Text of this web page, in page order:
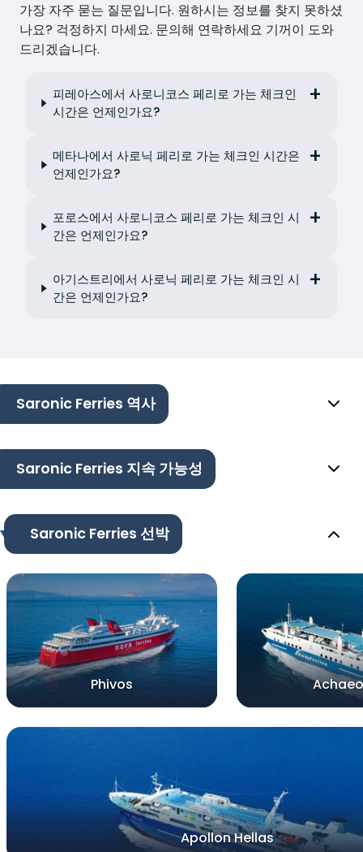
가장 자주 묻는 질문입니다. 원하시는 정보를 찾지 못하셨
나요? 걱정하지 마세요. 문의해 연락하세요 기꺼이 도와
드리겠습니다.
피레아스에서 사로니코스 페리로 가는 체크인
시간은 언제인가요?
메타나에서 사로닉 페리로 가는 체크인 시간은
언제인가요?
포로스에서 사로니코스 페리로 가는 체크인 시
간은 언제인가요?
아기스트리에서 사로닉 페리로 가는 체크인 시
간은 언제인가요?
Saronic Ferries 역사
Saronic Ferries 지속 가능성
Saronic Ferries 선박
Phivos
Apollon Hellas